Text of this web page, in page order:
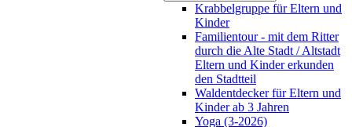
Krabbelgruppe für Eltern und
Kinder
Familientour - mit dem Ritter
durch die Alte Stadt / Altstadt
Eltern und Kinder erkunden
den Stadtteil
Waldentdecker für Eltern und
Kinder ab 3 Jahren
Yoga (3-2026)